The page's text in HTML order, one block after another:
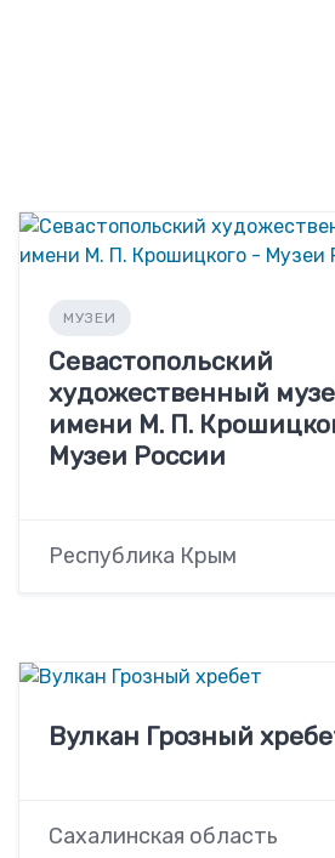
МУЗЕИ
Севастопольский
художественный
имени М. П.
Музеи России
Республика Крым
Вулкан Грозный
Сахалинская область